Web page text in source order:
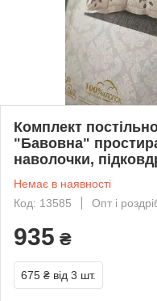
Комплект
"Бавовна"
наволочки,
Немає в наявності
Код: 13585
Опт і
935 ₴
675 ₴ від 3 шт.